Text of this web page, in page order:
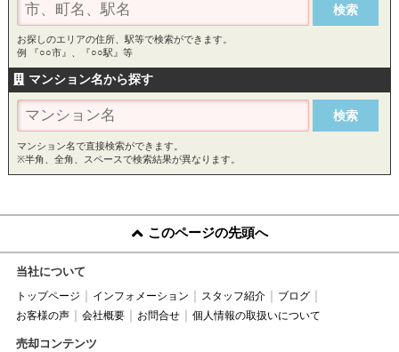
お探しのエリアの住所、駅等で検索ができます。
例 『○○市』、『○○駅』等
マンション名から探す
マンション名で直接検索ができます。
※半角、全角、スペースで検索結果が異なります。
このページの先頭へ
当社について
トップページ インフォメーション スタッフ紹介
ブログ
お客様の声
会社概要 お問合せ 個人情報の取扱いについて
売却コンテンツ